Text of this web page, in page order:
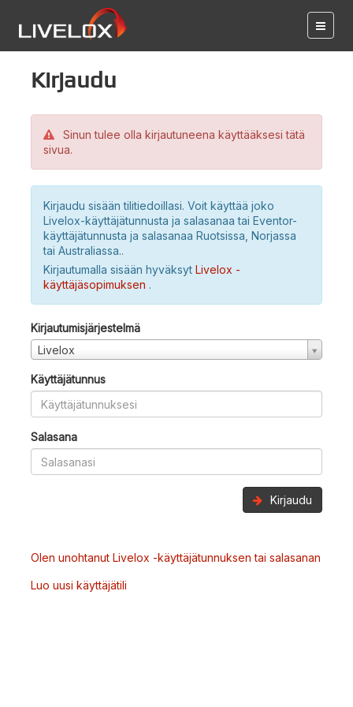
Kirjaudu
Sinun tulee olla kirjautuneena käyttääksesi tätä
sivua.
Kirjaudu sisään tilitiedoillasi. Voit käyttää joko
Livelox-käyttäjätunnusta ja salasanaa tai Eventor-
käyttäjätunnusta ja salasanaa Ruotsissa, Norjassa
tai Australiassa..
Kirjautumalla sisään hyväksyt Livelox -
käyttäjäsopimuksen .
Kirjautumisjärjestelmä
Livelox
Käyttäjätunnus
Salasana
Kirjaudu
Olen unohtanut Livelox -käyttäjätunnuksen tai salasanan
Luo uusi käyttäjätili